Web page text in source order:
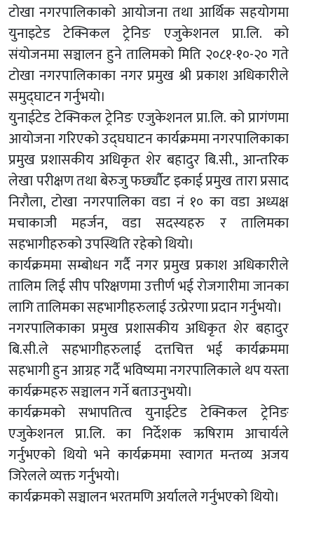
टोखा नगरपालिकाको आयोजना तथा आर्थिक सहयोगमा
युनाइटेड टेक्निकल ट्रेनिङ एजुकेशनल प्रा.लि. को
संयोजनमा सञ्चालन हुने तालिमको मिति २०८१-१०-२० गते
टोखा नगरपालिकाका नगर प्रमुख श्री प्रकाश अधिकारीले
समुद्घाटन गर्नुभयो।
युनाईटेड टेक्निकल ट्रेनिङ एजुकेशनल प्रा.लि. को प्रागंणमा
आयोजना गरिएको उद्घघाटन कार्यक्रममा नगरपालिकाका
प्रमुख प्रशासकीय अधिकृत शेर बहादुर बि.सी., आन्तरिक
लेखा परीक्षण तथा बेरुजु फर्छ्यौट इकाई प्रमुख तारा प्रसाद
निरौला, टोखा नगरपालिका वडा नं १० का वडा अध्यक्ष
मचाकाजी महर्जन, वडा सदस्यहरु र तालिमका
सहभागीहरुको उपस्थिति रहेको थियो।
कार्यक्रममा सम्बोधन गर्दै नगर प्रमुख प्रकाश अधिकारीले
तालिम लिई सीप परिक्षणमा उत्तीर्ण भई रोजगारीमा जानका
लागि तालिमका सहभागीहरुलाई उत्प्रेरणा प्रदान गर्नुभयो।
नगरपालिकाका प्रमुख प्रशासकीय अधिकृत शेर बहादुर
बि.सी.ले सहभागीहरुलाई दत्तचित्त भई कार्यक्रममा
सहभागी हुन आग्रह गर्दै भविष्यमा नगरपालिकाले थप यस्ता
कार्यक्रमहरु सञ्चालन गर्ने बताउनुभयो।
कार्यक्रमको सभापतित्व युनाईटेड टेक्निकल ट्रेनिङ
एजुकेशनल प्रा.लि. का निर्देशक ऋषिराम आचार्यले
गर्नुभएको थियो भने कार्यक्रममा स्वागत मन्तव्य अजय
जिरेलले व्यक्त गर्नुभयो।
कार्यक्रमको सञ्चालन भरतमणि अर्यालले गर्नुभएको थियो।